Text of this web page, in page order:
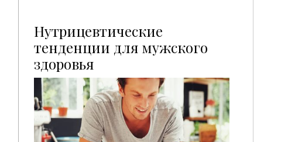
Нутрицевтические
тенденции для мужского
здоровья